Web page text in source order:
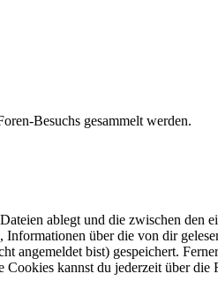
Besuchs gesammelt werden.
ablegt und die zwischen den
über die von dir
angemeldet bist) gespeichert.
Cookies kannst du jederzeit über